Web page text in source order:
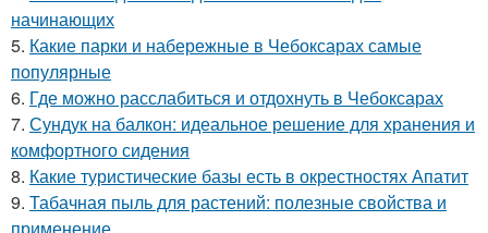
начинающих
5. Какие парки и набережные в Чебоксарах самые
популярные
6. Где можно расслабиться и отдохнуть в Чебоксарах
7. Сундук на балкон: идеальное решение для хранения и
комфортного сидения
8. Какие туристические базы есть в окрестностях Апатит
9. Табачная пыль для растений: полезные свойства и